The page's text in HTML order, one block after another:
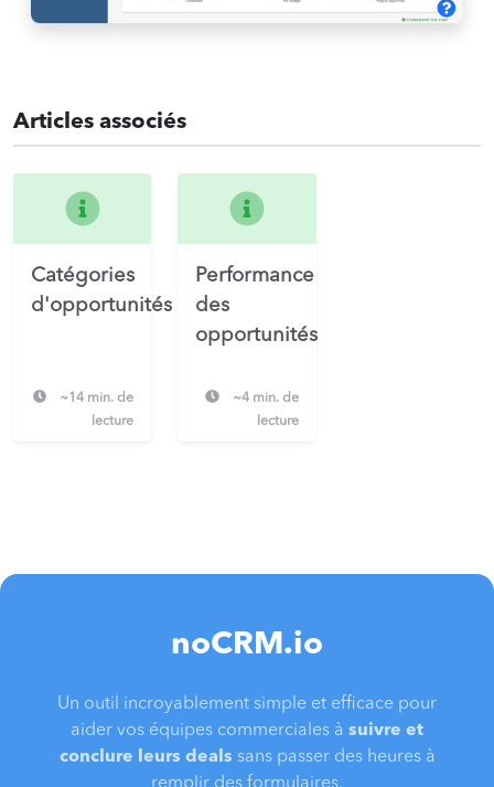
Articles associés
Catégories
d'opportunités
~14 min. de
lecture
Performance
des
opportunités
~4 min. de
lecture
noCRM.io
Un outil incroyablement simple et efficace pour
aider vos équipes commerciales à suivre et
conclure leurs deals sans passer des heures à
remplir des formulaires.